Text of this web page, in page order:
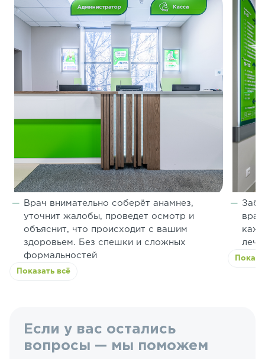
Врач внимательно соберёт анамнез,
уточнит жалобы, проведет осмотр и
объяснит, что происходит с вашим
здоровьем. Без спешки и сложных
формальностей
Показать всё
Если у вас остались
вопросы — мы поможем